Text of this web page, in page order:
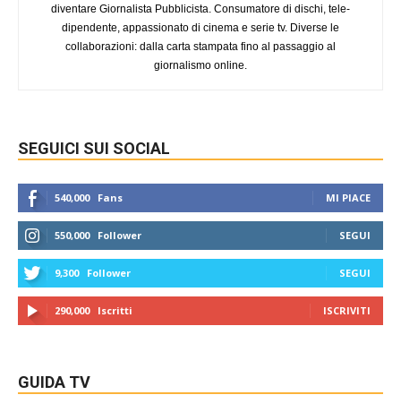
diventare Giornalista Pubblicista. Consumatore di dischi, tele-
dipendente, appassionato di cinema e serie tv. Diverse le
collaborazioni: dalla carta stampata fino al passaggio al
giornalismo online.
SEGUICI SUI SOCIAL
540,000 Fans MI PIACE
550,000 Follower SEGUI
9,300 Follower SEGUI
290,000 Iscritti ISCRIVITI
GUIDA TV